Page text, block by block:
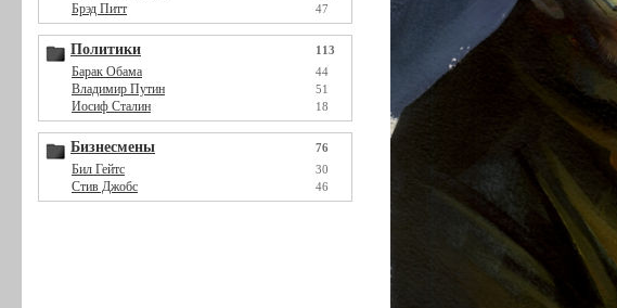
Брэд Питт 47
Политики 113
Барак Обама 44
Владимир Путин 51
Иосиф Сталин 18
Бизнесмены 76
Бил Гейтс 30
Стив Джобс 46